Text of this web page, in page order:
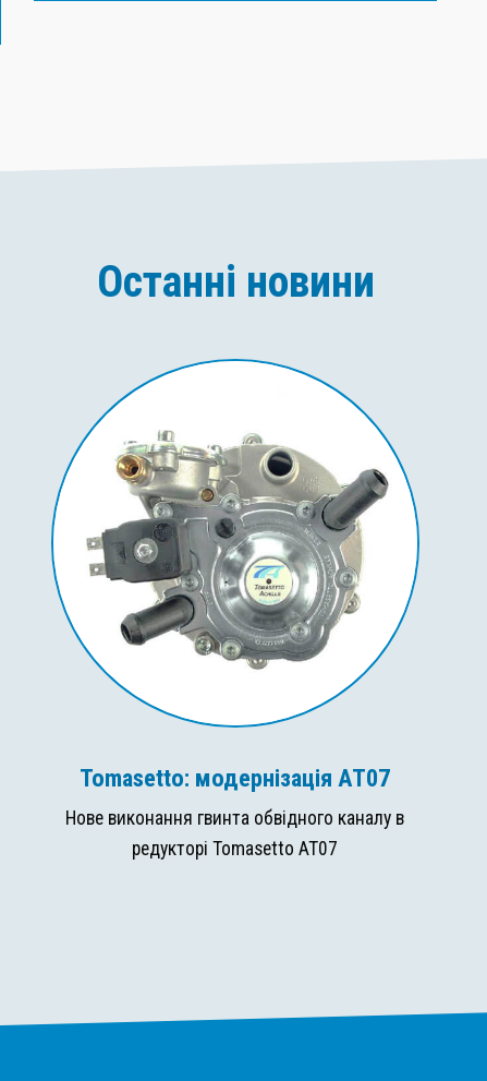
Останні новини
Tomasetto: модернізація AT07
Нове виконання гвинта обвідного каналу в
редукторі Tomasetto AT07